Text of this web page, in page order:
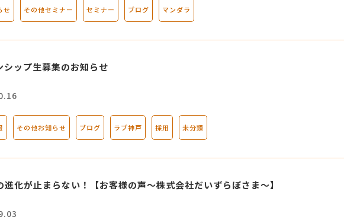
せ その他セミナー セミナー ブログ マンダラ
シップ生募集のお知らせ
その他お知らせ ブログ ラブ神戸 採用 未分類
進化が止まらない！【お客様の声～株式会社だいずらぼさま～】